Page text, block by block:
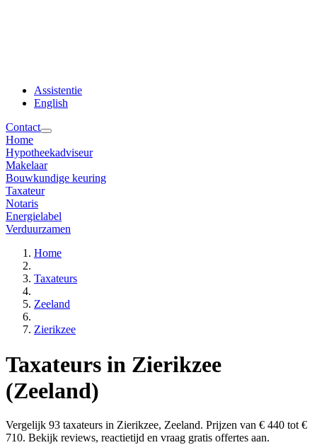
Assistentie
English
Contact
Home
Hypotheekadviseur
Makelaar
Bouwkundige keuring
Taxateur
Notaris
Energielabel
Verduurzamen
Home
Taxateurs
Zeeland
Zierikzee
Taxateurs in Zierikzee
(Zeeland)
Vergelijk 93 taxateurs in Zierikzee, Zeeland. Prijzen van € 440 tot €
710. Bekijk reviews, reactietijd en vraag gratis offertes aan.